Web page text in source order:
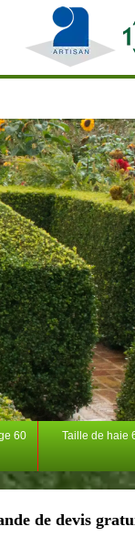
60 Taille de haie
de devis